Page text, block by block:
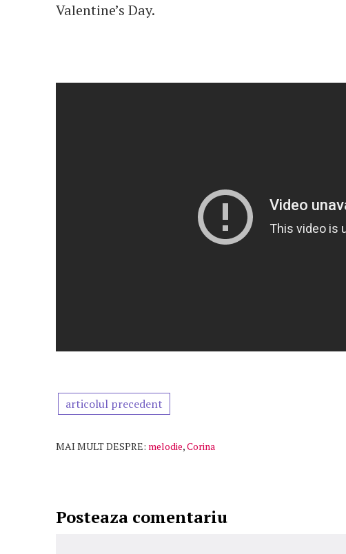
Valentine’s Day.
articolul precedent
MAI MULT DESPRE: melodie,Corina
Posteaza comentariu